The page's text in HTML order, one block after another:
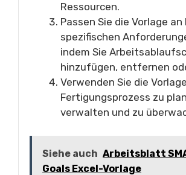
Ressourcen.
Passen Sie die Vorlage an
spezifischen
indem Sie
hinzufügen, entfernen
Verwenden Sie die
Fertigungsprozess zu
verwalten und zu
Siehe auch Arbeitsblatt
Goals Excel-Vorlage